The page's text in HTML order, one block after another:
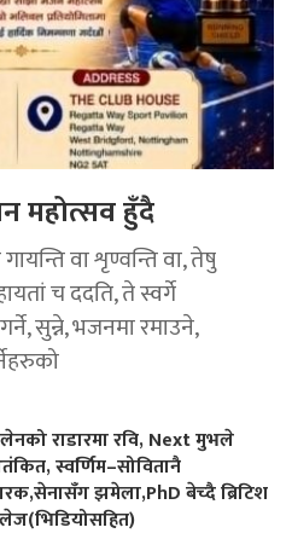
महोत्सव हुँदै
वा शृण्वन्ति वा, तेषु
च ददति, ते स्वर्गे
सुन्ने, भजनमा रमाउने,
राडारमा रवि, Next मुभले
स्वर्णिम–सोवितानै
झमेला,PhD बेच्दै ब्रिटिश